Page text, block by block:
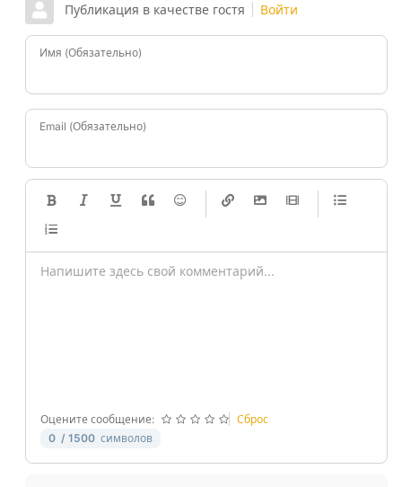
Публикация в качестве гостя Войти
Имя (Обязательно)
Email (Обязательно)
-
-
-
-
-
Оцените сообщение:
Сброс
0 / 1500 символов